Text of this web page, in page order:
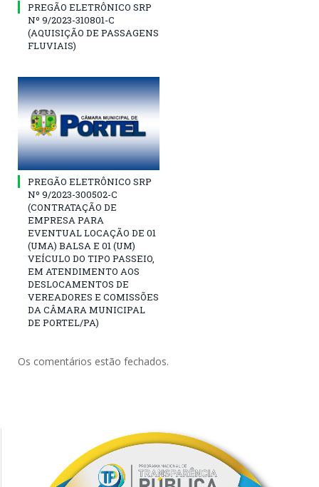
PREGÃO ELETRÔNICO SRP
Nº 9/2023-310801-C
(AQUISIÇÃO DE PASSAGENS
FLUVIAIS)
PREGÃO ELETRÔNICO SRP
Nº 9/2023-300502-C
(CONTRATAÇÃO DE
EMPRESA PARA
EVENTUAL LOCAÇÃO DE 01
(UMA) BALSA E 01 (UM)
VEÍCULO DO TIPO PASSEIO,
EM ATENDIMENTO AOS
DESLOCAMENTOS DE
VEREADORES E COMISSÕES
DA CÂMARA MUNICIPAL
DE PORTEL/PA)
Os comentários estão fechados.